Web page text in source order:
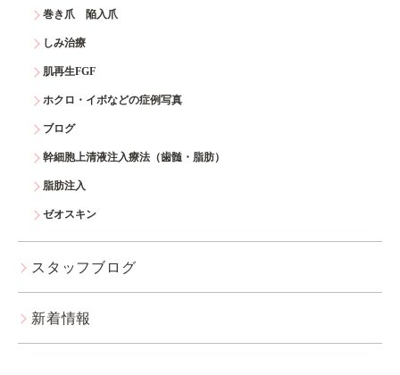
巻き爪 陥入爪
しみ治療
肌再生FGF
ホクロ・イボなどの症例写真
ブログ
幹細胞上清液注入療法（歯髄・脂肪）
脂肪注入
ゼオスキン
スタッフブログ
新着情報